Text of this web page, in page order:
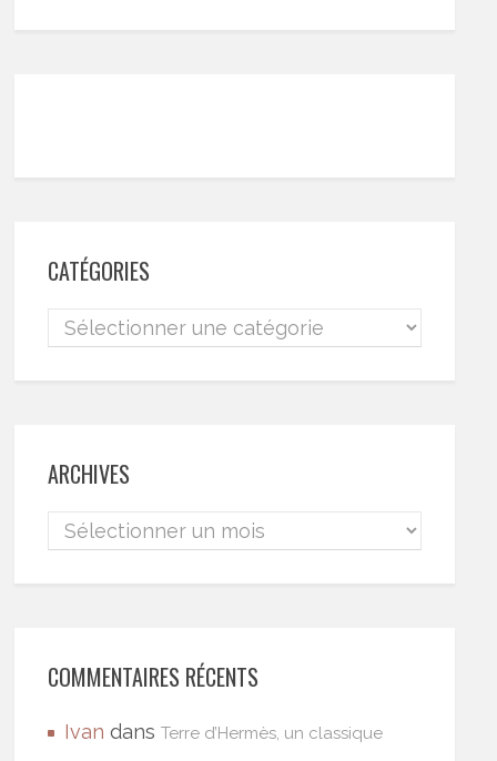
CATÉGORIES
ARCHIVES
COMMENTAIRES RÉCENTS
Ivan dansTerre d’Hermès, un classique